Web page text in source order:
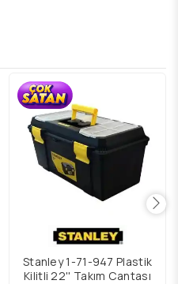
Stanley 1-71-947 Plastik
Kilitli 22'' Takım Çantası